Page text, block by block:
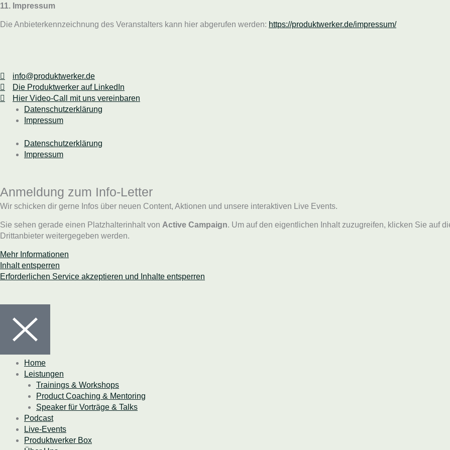
11. Impressum
Die Anbieterkennzeichnung des Veranstalters kann hier abgerufen werden: https://produktwerker.de/impressum/
info@produktwerker.de
Die Produktwerker auf LinkedIn
Hier Video-Call mit uns vereinbaren
Datenschutzerklärung
Impressum
Datenschutzerklärung
Impressum
Anmeldung zum Info-Letter
Wir schicken dir gerne Infos über neuen Content, Aktionen und unsere interaktiven Live Events.
Sie sehen gerade einen Platzhalterinhalt von Active Campaign. Um auf den eigentlichen Inhalt zuzugreifen, klicken Sie auf
Drittanbieter weitergegeben werden.
Mehr Informationen
Inhalt entsperren
Erforderlichen Service akzeptieren und Inhalte entsperren
Home
Leistungen
Trainings & Workshops
Product Coaching & Mentoring
Speaker für Vorträge & Talks
Podcast
Live-Events
Produktwerker Box